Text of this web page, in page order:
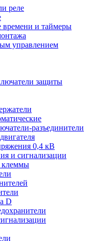
реле
и таймеры
управлением
защиты
разъединители
0,4 кВ
и сигнализации
клеммы
D